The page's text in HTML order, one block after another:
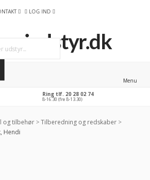
LOG IND
Menu
Ring tlf. 20 28 02 74
8-16.30 (fre 8-13.30)
og tilbehør >Tilberedning og redskaber >
Hendi